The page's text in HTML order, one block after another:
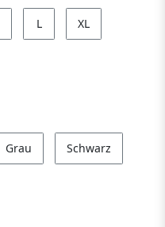
L XL
Grau Schwarz